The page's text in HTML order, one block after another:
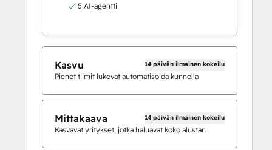
5 AI-agentti
Kasvu 14 päivän ilmainen kokeilu
Pienet tiimit lukevat automatisoida kunnolla
Mittakaava 14 päivän ilmainen kokeilu
Kasvavat yritykset, jotka haluavat koko alustan